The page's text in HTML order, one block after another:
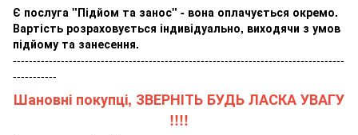
Є послуга "Підйом та занос" - вона оплачується окремо.
Вартість розраховується індивідуально, виходячи з умов
підйому та занесення.
-----------------------------------------------------------------------------------
-----------
Шановні покупці, ЗВЕРНІТЬ БУДЬ ЛАСКА УВАГУ
!!!!